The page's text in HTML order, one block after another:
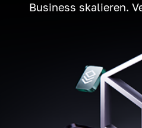
Business skalieren.